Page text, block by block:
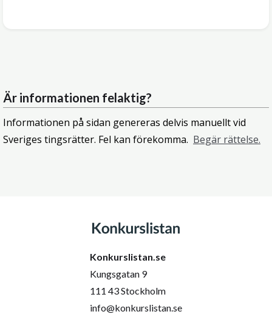
Är informationen felaktig?
Informationen på sidan genereras delvis manuellt vid
Sveriges tingsrätter. Fel kan förekomma. Begär rättelse.
Konkurslistan.se
Kungsgatan 9
111 43 Stockholm
info@konkurslistan.se